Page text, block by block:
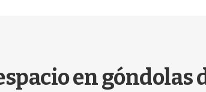
en góndolas